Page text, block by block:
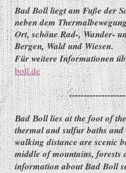
Bad Boll liegt am Fuße der
neben dem
Ort, schöne Rad-, Wander-
Bergen, Wald und Wiesen.
Für weitere Informationen
boll.de
BadBoll lies at the foot of
thermal and sulfur baths
walking distance are scenic
middle of mountains, forests
information about Bad Boll